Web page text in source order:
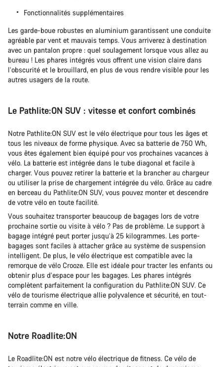
Fonctionnalités supplémentaires
Les garde-boue robustes en aluminium garantissent une conduite
agréable par vent et mauvais temps. Vous arriverez à destination
avec un pantalon propre : quel soulagement lorsque vous allez au
bureau ! Les phares intégrés vous offrent une vision claire dans
l’obscurité et le brouillard, en plus de vous rendre visible pour les
autres usagers de la route.
Le Pathlite:ON SUV : vitesse et confort combinés
Notre Pathlite:ON SUV est le vélo électrique pour tous les âges et
tous les niveaux de forme physique. Avec sa batterie de 750 Wh,
vous êtes également bien équipé pour vos prochaines vacances à
vélo. La batterie est intégrée dans le tube diagonal et facile à
charger. Vous pouvez retirer la batterie et la brancher au chargeur
ou utiliser la prise de chargement intégrée du vélo. Grâce au cadre
en berceau du Pathlite:ON SUV, vous pouvez monter et descendre
de votre vélo en toute facilité.
Vous souhaitez transporter beaucoup de bagages lors de votre
prochaine sortie ou visite à vélo ? Pas de problème. Le support à
bagage intégré peut porter jusqu’à 25 kilogrammes. Les porte-
bagages sont faciles à attacher grâce au système de suspension
intelligent. De plus, le vélo électrique est compatible avec la
remorque de vélo Crooze. Elle est idéale pour tracter les enfants ou
obtenir plus d’espace pour les bagages. Les phares intégrés
complètent parfaitement la configuration du Pathlite:ON SUV. Ce
vélo de tourisme électrique allie polyvalence et sécurité, en tout-
terrain comme en ville.
Notre Roadlite:ON
Le Roadlite:ON est notre vélo électrique de fitness. Ce vélo de